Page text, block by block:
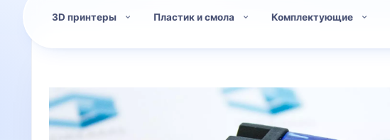
3D принтеры Пластик и смола Комплектующие